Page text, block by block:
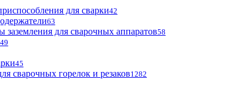
для сварки42
63
заземления для сварочных аппаратов58
49
45
сварочных горелок и резаков1282